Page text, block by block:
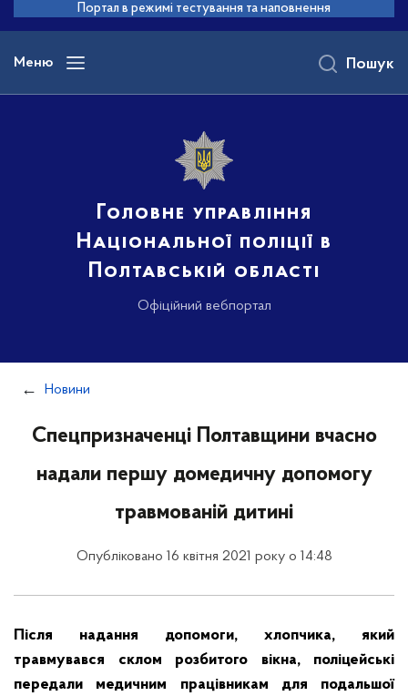
основного
вмісту
Портал в режимі тестування та наповнення
Меню
Головне управління
Національної поліції в
Полтавській області
Офіційний вебпортал
Пошук
Новини
Спецпризначенці Полтавщини вчасно
надали першу домедичну допомогу
травмованій дитині
Опубліковано 16 квітня 2021 року о 14:48
Після надання допомоги, хлопчика, який
травмувався склом розбитого вікна, поліцейські
передали медичним працівникам для подальшої